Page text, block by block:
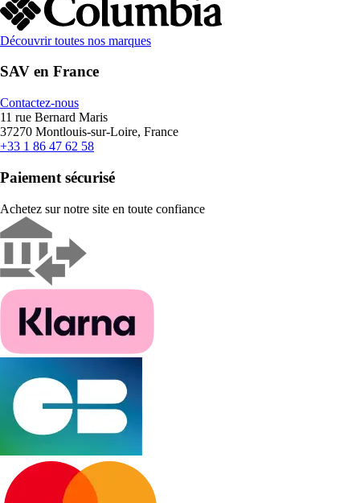
Découvrir toutes nos marques
SAV en France
Contactez-nous
11 rue Bernard Maris
37270 Montlouis-sur-Loire, France
+33 1 86 47 62 58
Paiement sécurisé
Achetez sur notre site en toute confiance